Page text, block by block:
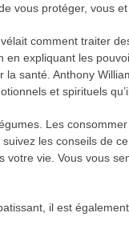
vous protéger, vous et
comment traiter
expliquant les
santé. Anthony
et spirituels
Les
les conseils de
vie. Vous vous
il est